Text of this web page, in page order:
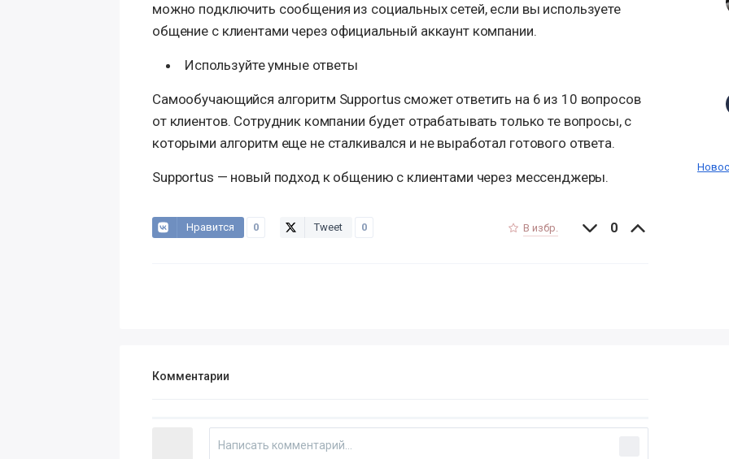
можно подключить сообщения из социальных сетей, если вы используете
общение с клиентами через официальный аккаунт компании.
Используйте умные ответы
Самообучающийся алгоритм Supportus сможет ответить на 6 из 10 вопросов
от клиентов. Сотрудник компании будет отрабатывать только те вопросы, с
которыми алгоритм еще не сталкивался и не выработал готового ответа.
Supportus — новый подход к общению с клиентами через мессенджеры.
0
В избр.
Нравится 0 Tweet 0
Комментарии